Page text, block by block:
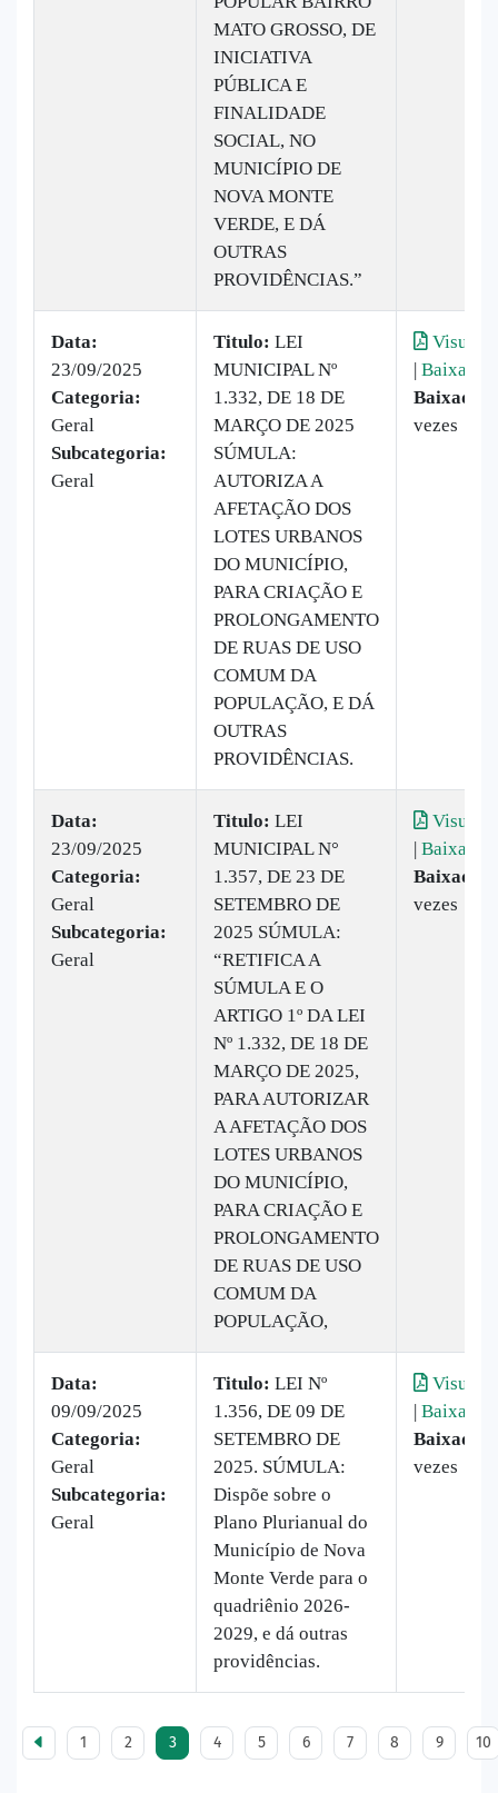
MATO GROSSO, DE
INICIATIVA
PÚBLICA E
FINALIDADE
SOCIAL, NO
MUNICÍPIO DE
NOVA MONTE
VERDE, E DÁ
OUTRAS
PROVIDÊNCIAS.”
Data:
23/09/2025
Categoria:
Geral
Subcategoria:
Geral
Titulo: LEI
MUNICIPAL Nº
1.332, DE 18 DE
MARÇO DE 2025
SÚMULA:
AUTORIZA A
AFETAÇÃO DOS
LOTES URBANOS
DO MUNICÍPIO,
PARA CRIAÇÃO E
PROLONGAMENTO
DE RUAS DE USO
COMUM DA
POPULAÇÃO, E DÁ
OUTRAS
PROVIDÊNCIAS.
| Baixar
Baixado:
vezes
Data:
23/09/2025
Categoria:
Geral
Subcategoria:
Geral
Titulo: LEI
MUNICIPAL N°
1.357, DE 23 DE
SETEMBRO DE
2025 SÚMULA:
“RETIFICA A
SÚMULA E O
ARTIGO 1º DA LEI
Nº 1.332, DE 18 DE
MARÇO DE 2025,
PARA AUTORIZAR
A AFETAÇÃO DOS
LOTES URBANOS
DO MUNICÍPIO,
PARA CRIAÇÃO E
PROLONGAMENTO
DE RUAS DE USO
COMUM DA
POPULAÇÃO,
| Baixar
Baixado:
vezes
Data:
09/09/2025
Categoria:
Geral
Subcategoria:
Geral
Titulo: LEI Nº
1.356, DE 09 DE
SETEMBRO DE
2025. SÚMULA:
Dispõe sobre o
Plano Plurianual do
Município de Nova
Monte Verde para o
quadriênio 2026-
2029, e dá outras
providências.
| Baixar
Baixado:
vezes
1 2 3 4 5 6 7 8 9 10